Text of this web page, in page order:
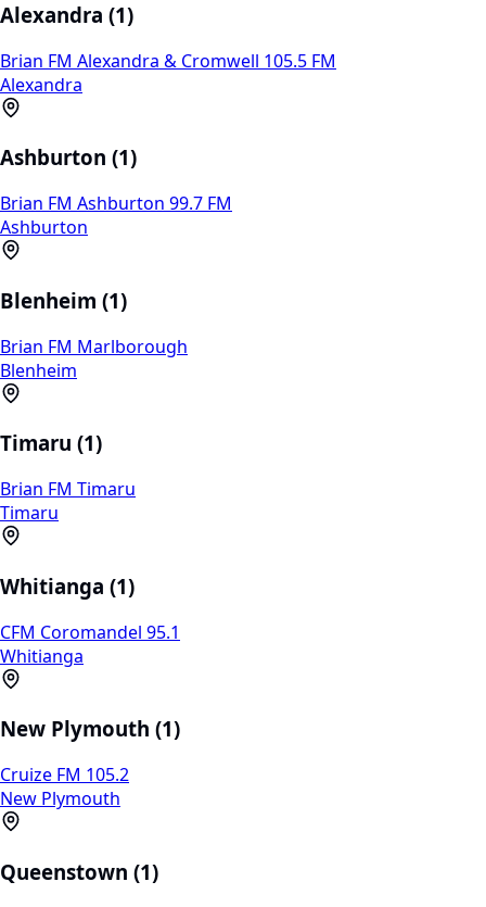
Alexandra (1)
Brian FM Alexandra & Cromwell 105.5 FM
Alexandra
Ashburton (1)
Brian FM Ashburton 99.7 FM
Ashburton
Blenheim (1)
Brian FM Marlborough
Blenheim
Timaru (1)
Brian FM Timaru
Timaru
Whitianga (1)
CFM Coromandel 95.1
Whitianga
New Plymouth (1)
Cruize FM 105.2
New Plymouth
Queenstown (1)